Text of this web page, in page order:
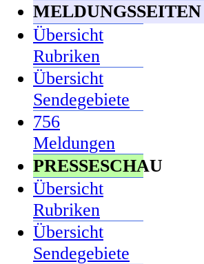
MELDUNGSSEITEN
Übersicht
Rubriken
Übersicht
Sendegebiete
756
Meldungen
PRESSESCHAU
Übersicht
Rubriken
Übersicht
Sendegebiete